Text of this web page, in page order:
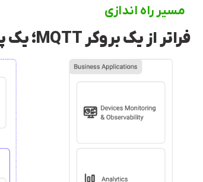
مسیر راه اندازی
فراتر از یک بروکر MQTT؛ یک پلتفرم کامل برای توسعه و مقیاس‌پذیری اینترنت اشیا